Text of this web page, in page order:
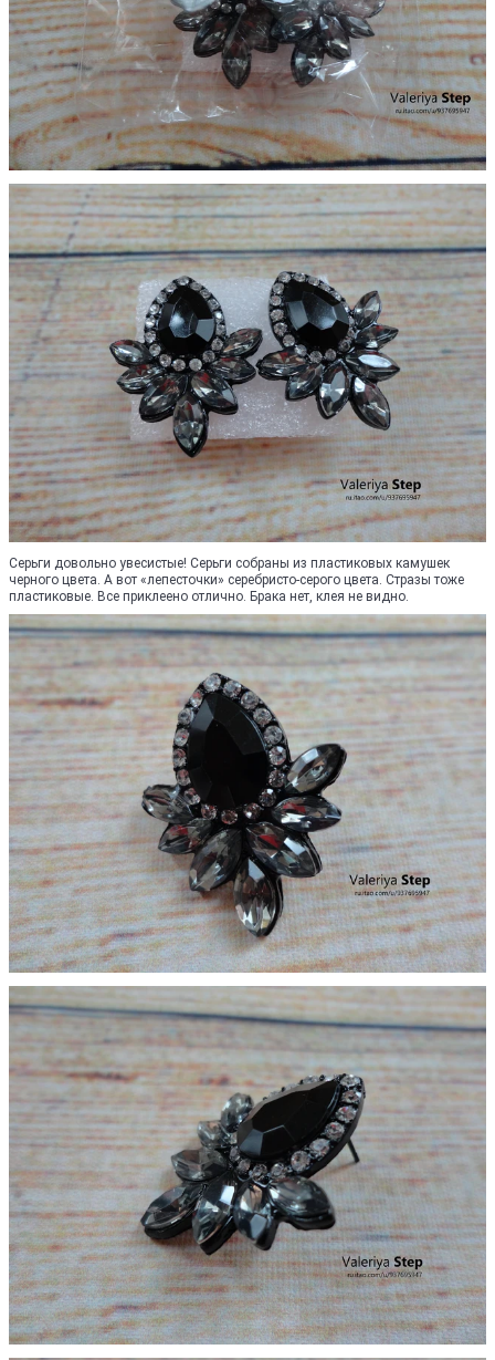
Серьги довольно увесистые! Серьги собраны из пластиковых камушек
черного цвета. А вот «лепесточки» серебристо-серого цвета. Стразы тоже
пластиковые. Все приклеено отлично. Брака нет, клея не видно.